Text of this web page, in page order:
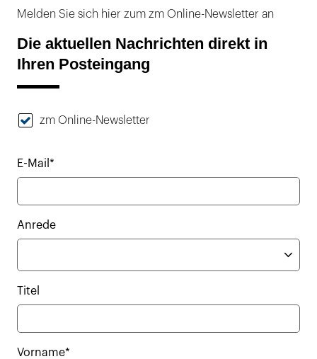
Melden Sie sich hier zum zm Online-Newsletter an
Die aktuellen Nachrichten direkt in
Ihren Posteingang
zm Online-Newsletter
E-Mail*
Anrede
Titel
Vorname*